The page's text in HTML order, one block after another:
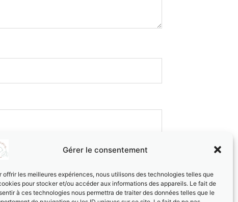
Gérer le consentement
offrir les meilleures expériences, nous utilisons des technologies telles que
pour stocker et/ou accéder aux informations des appareils. Le fait de
à ces technologies nous permettra de traiter des données telles que le